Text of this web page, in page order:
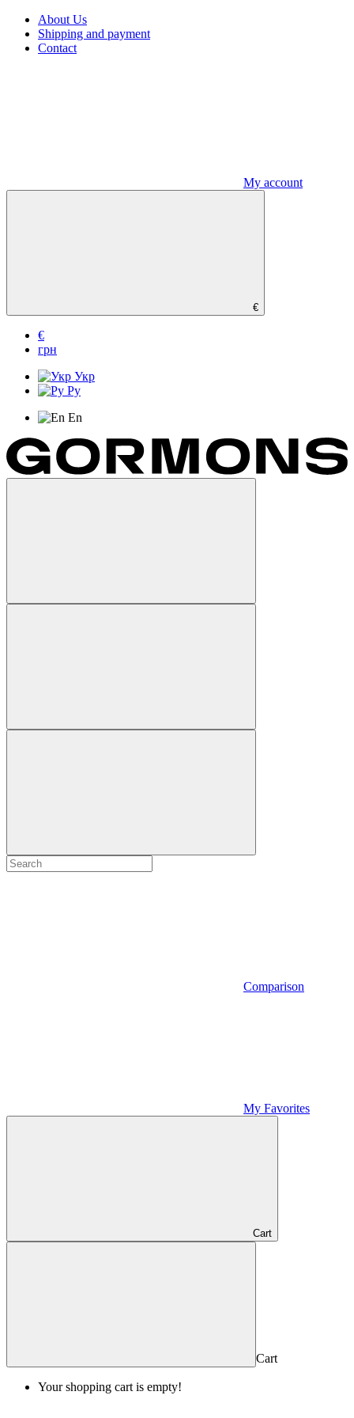
About Us
Shipping and payment
Contact
My account
€
€
грн
Укр
Ру
En
Comparison
My Favorites
Cart
Cart
Your shopping cart is empty!